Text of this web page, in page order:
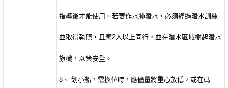
指導後才能使用。若要作水肺潛水，必須經過潛水訓練
並取得執照，且應2人以上同行，並在潛水區域樹起潛水
旗幟，以策安全。
8 、 划小船，需換位時，應儘量將重心放低，或在碼